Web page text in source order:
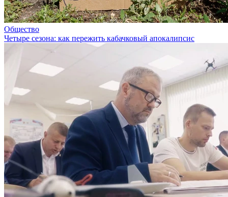
Общество
Четыре сезона: как пережить кабачковый апокалипсис